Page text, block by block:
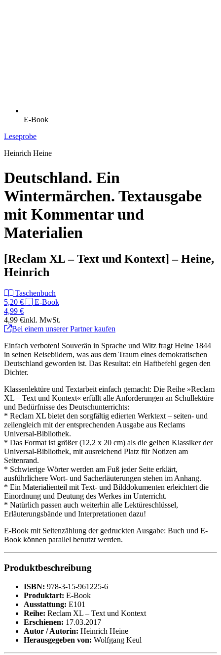
E-Book
Leseprobe
Heinrich Heine
Deutschland. Ein
Wintermärchen. Textausgabe
mit Kommentar und
Materialien
[Reclam XL – Text und Kontext] – Heine,
Heinrich
Taschenbuch
5,20 €
E-Book
4,99 €
4,99 €inkl. MwSt.
Bei einem unserer Partner kaufen
Einfach verboten! Souverän in Sprache und Witz fragt Heine 1844
in seinen Reisebildern, was aus dem Traum eines demokratischen
Deutschland geworden ist. Das Resultat: ein Haftbefehl gegen den
Dichter.
Klassenlektüre und Textarbeit einfach gemacht: Die Reihe »Reclam
XL – Text und Kontext« erfüllt alle Anforderungen an Schullektüre
und Bedürfnisse des Deutschunterrichts:
* Reclam XL bietet den sorgfältig edierten Werktext – seiten- und
zeilengleich mit der entsprechenden Ausgabe aus Reclams
Universal-Bibliothek.
* Das Format ist größer (12,2 x 20 cm) als die gelben Klassiker der
Universal-Bibliothek, mit ausreichend Platz für Notizen am
Seitenrand.
* Schwierige Wörter werden am Fuß jeder Seite erklärt,
ausführlichere Wort- und Sacherläuterungen stehen im Anhang.
* Ein Materialienteil mit Text- und Bilddokumenten erleichtert die
Einordnung und Deutung des Werkes im Unterricht.
* Natürlich passen auch weiterhin alle Lektüreschlüssel,
Erläuterungsbände und Interpretationen dazu!
E-Book mit Seitenzählung der gedruckten Ausgabe: Buch und E-
Book können parallel benutzt werden.
Produktbeschreibung
ISBN: 978-3-15-961225-6
Produktart: E-Book
Ausstattung: E101
Reihe: Reclam XL – Text und Kontext
Erschienen: 17.03.2017
Autor / Autorin: Heinrich Heine
Herausgegeben von: Wolfgang Keul